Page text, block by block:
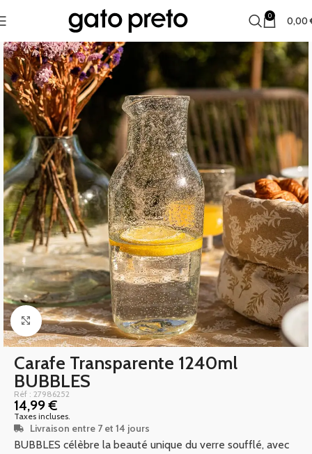
0 0,00
Click to enlarge
Carafe Transparente 1240ml
BUBBLES
Réf : 27986252
14,99€
Taxes incluses.
Livraison entre 7 et 14 jours
BUBBLES célèbre la beauté unique du verre soufflé, avec